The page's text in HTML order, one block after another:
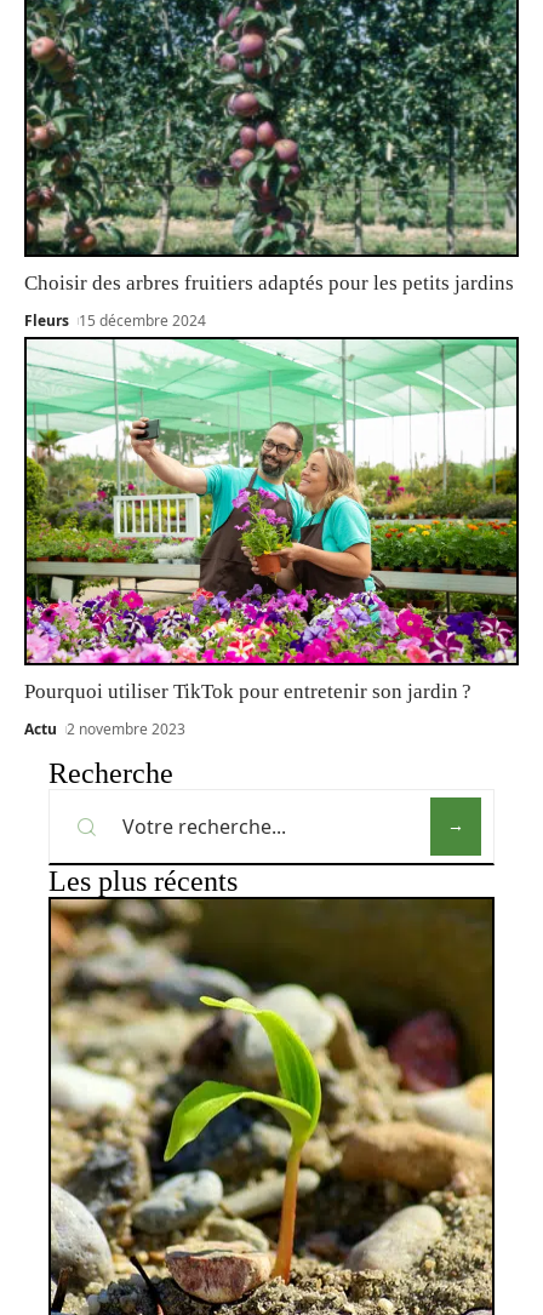
Choisir des arbres fruitiers adaptés pour les petits jardins
Fleurs 15 décembre 2024
Pourquoi utiliser TikTok pour entretenir son jardin ?
Actu 2 novembre 2023
Recherche
Les plus récents